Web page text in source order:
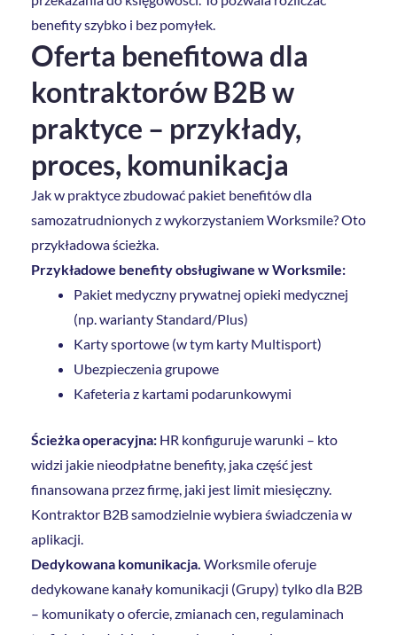
benefity szybko i bez pomyłek.
Oferta benefitowa dla
kontraktorów B2B w
praktyce – przykłady,
proces, komunikacja
Jak w praktyce zbudować pakiet benefitów dla
samozatrudnionych z wykorzystaniem Worksmile? Oto
przykładowa ścieżka.
Przykładowe benefity obsługiwane w Worksmile:
Pakiet medyczny prywatnej opieki medycznej
(np. warianty Standard/Plus)
Karty sportowe (w tym karty Multisport)
Ubezpieczenia grupowe
Kafeteria z kartami podarunkowymi
Ścieżka operacyjna: HR konfiguruje warunki – kto
widzi jakie nieodpłatne benefity, jaka część jest
finansowana przez firmę, jaki jest limit miesięczny.
Kontraktor B2B samodzielnie wybiera świadczenia w
aplikacji.
Dedykowana komunikacja. Worksmile oferuje
dedykowane kanały komunikacji (Grupy) tylko dla B2B
– komunikaty o ofercie, zmianach cen, regulaminach